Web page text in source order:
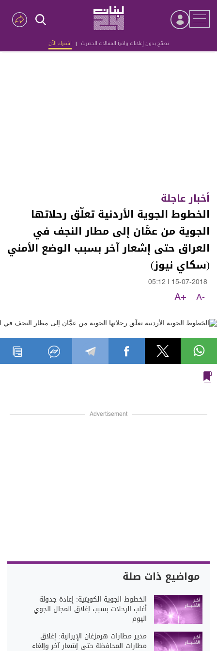
تصفّح بدون إعلانات واقرأ المقالات الحصرية | اشترك الآن
Advertisement
أخبار عاجلة
الخطوط الجوية الأردنية تعلّق رحلاتها
الجوية من عمَّان إلى مطار النجف في
العراق حتى إشعار آخر بسبب الوضع الأمني
(سكاي نيوز)
15-07-2018
05:12
A-
A+
Advertisement
مواضيع ذات صلة
الخطوط الجوية الكويتية: إعادة جدولة
أغلب الرحلات بسبب إغلاق المجال الجوي
اليوم
مدير مطارات هرمزغان الإيرانية: إغلاق
مطارات المحافظة حتى إشعار آخر وإلغاء